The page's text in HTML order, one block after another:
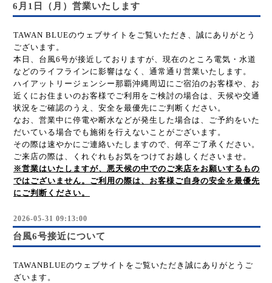
6月1日（月）営業いたします
TAWAN BLUEのウェブサイトをご覧いただき、誠にありがとう
ございます。
本日、台風6号が接近しておりますが、現在のところ電気・水道
などのライフラインに影響はなく、通常通り営業いたします。
ハイアットリージェンシー那覇沖縄周辺にご宿泊のお客様や、お
近くにお住まいのお客様でご利用をご検討の場合は、天候や交通
状況をご確認のうえ、安全を最優先にご判断ください。
なお、営業中に停電や断水などが発生した場合は、ご予約をいた
だいている場合でも施術を行えないことがございます。
その際は速やかにご連絡いたしますので、何卒ご了承ください。
ご来店の際は、くれぐれもお気をつけてお越しくださいませ。
※営業はいたしますが、悪天候の中でのご来店をお願いするもの
ではございません。ご利用の際は、お客様ご自身の安全を最優先
にご判断ください。
2026-05-31 09:13:00
台風6号接近について
TAWANBLUEのウェブサイトをご覧いただき誠にありがとうご
ざいます。